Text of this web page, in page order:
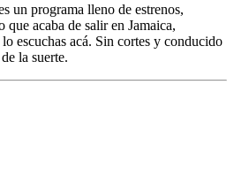
un programa lleno de estrenos,
que acaba de salir en Jamaica,
lo escuchas acá. Sin cortes y conducido
la suerte.